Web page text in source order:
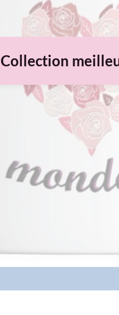
Collection